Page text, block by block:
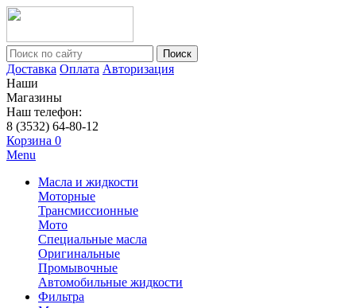
Поиск
Доставка Оплата Авторизация
Наши
Магазины
Наш телефон:
8 (3532) 64-80-12
Корзина 0
Menu
Масла и жидкости
Моторные
Трансмиссионные
Мото
Специальные масла
Оригинальные
Промывочные
Автомобильные жидкости
Фильтра